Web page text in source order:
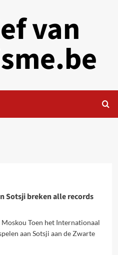
van
Sotsji breken alle records
Toen het Internationaal
aan Sotsji aan de Zwarte